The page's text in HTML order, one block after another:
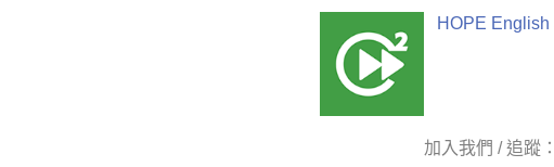
HOPE
加入我們 / 追蹤：